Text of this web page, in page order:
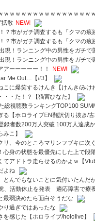
ｗｗｗｗｗｗｗｗｗｗｗｗｗｗｗ
拡散 NEW!
？市がガチ調査するも「クマの
？市がガチ調査するも「クマの
現！ランニング中の男性をガチで
現！ランニング中の男性をガチで
アーーーーー！！
NEW!
Me Out…【#3】
に爆笑するけんき【けんき/みけ
・た！？【猫宮ひなた】
総視聴数ランキングTOP100
る【ホロライブEN翻訳切り抜き/
録者数200万人突破 100万人達成
こ】
リ、今のところマリンフブキに
心身の状態を最優先にした上で段
てアドトラ走らせるのかよｗ【
よね
とんでもないことに気付いたんだ
、活動休止を発表 適応障害で療
最弱決めたら面白そうだな
り過ぎではあったな
を感じた【ホロライブ/hololive】